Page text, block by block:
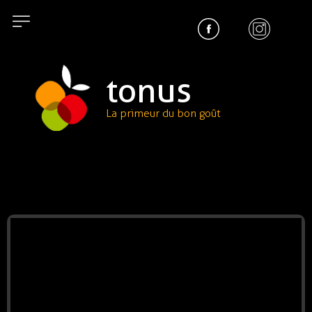
tonus
La primeur du bon goût